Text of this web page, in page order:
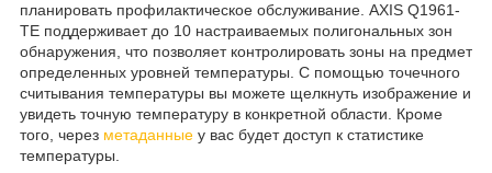
планировать профилактическое обслуживание. AXIS Q1961-
TE поддерживает до 10 настраиваемых полигональных зон
обнаружения, что позволяет контролировать зоны на предмет
определенных уровней температуры. С помощью точечного
считывания температуры вы можете щелкнуть изображение и
увидеть точную температуру в конкретной области. Кроме
того, через метаданные у вас будет доступ к статистике
температуры.